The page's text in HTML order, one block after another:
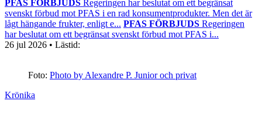
PFAS FÖRBJUDS Regeringen har beslutat om ett begränsat
svenskt förbud mot PFAS i en rad konsumentprodukter. Men det är
lågt hängande frukter, enligt e... PFAS FÖRBJUDS Regeringen
har beslutat om ett begränsat svenskt förbud mot PFAS i...
26 jul 2026 • Lästid:
Foto: Photo by Alexandre P. Junior och privat
Krönika